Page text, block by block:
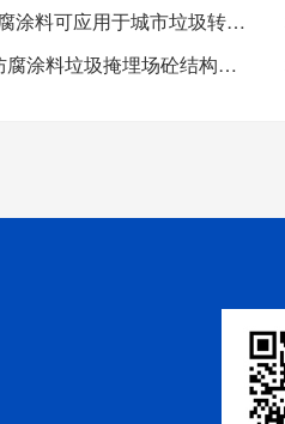
烟台鲁蒙高分子树脂防水防腐涂料可应用于城市垃圾转运车
鲁蒙VRA-LM®混凝土结构防腐涂料垃圾掩埋场砼结构防腐